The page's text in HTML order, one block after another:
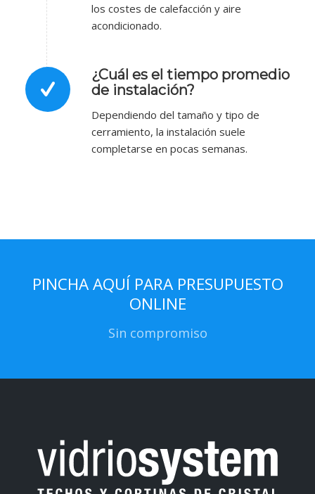
los costes de calefacción y aire
acondicionado.
¿Cuál es el tiempo promedio
de instalación?
Dependiendo del tamaño y tipo de
cerramiento, la instalación suele
completarse en pocas semanas.
PINCHA AQUÍ PARA PRESUPUESTO
ONLINE
Sin compromiso